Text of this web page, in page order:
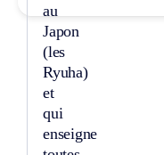
au
Japon
(les
Ryuha)
et
qui
enseigne